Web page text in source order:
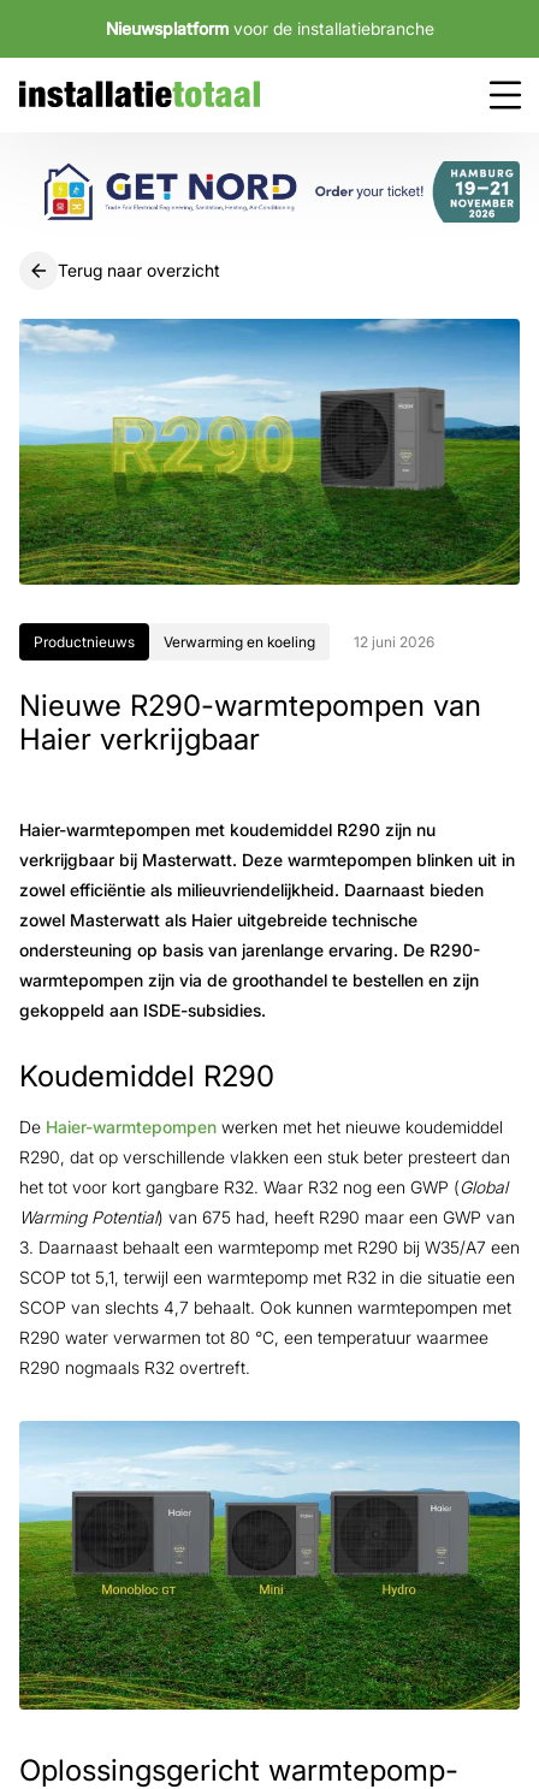
Nieuwsplatform voor de installatiebranche
Terug naar overzicht
Productnieuws Verwarming en koeling 12 juni 2026
Nieuwe R290-warmtepompen van
Haier verkrijgbaar
Haier-warmtepompen met koudemiddel R290 zijn nu
verkrijgbaar bij Masterwatt. Deze warmtepompen blinken uit in
zowel efficiëntie als milieuvriendelijkheid. Daarnaast bieden
zowel Masterwatt als Haier uitgebreide technische
ondersteuning op basis van jarenlange ervaring. De R290-
warmtepompen zijn via de groothandel te bestellen en zijn
gekoppeld aan ISDE-subsidies.
Koudemiddel R290
De Haier-warmtepompen werken met het nieuwe koudemiddel
R290, dat op verschillende vlakken een stuk beter presteert dan
het tot voor kort gangbare R32. Waar R32 nog een GWP (Global
Warming Potential) van 675 had, heeft R290 maar een GWP van
3. Daarnaast behaalt een warmtepomp met R290 bij W35/A7 een
SCOP tot 5,1, terwijl een warmtepomp met R32 in die situatie een
SCOP van slechts 4,7 behaalt. Ook kunnen warmtepompen met
R290 water verwarmen tot 80 °C, een temperatuur waarmee
R290 nogmaals R32 overtreft.
Oplossingsgericht warmtepomp-